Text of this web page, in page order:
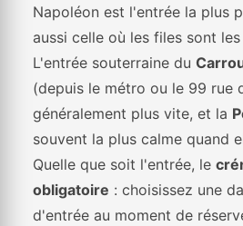
Napoléon est l'entrée la plus
aussi celle où les files sont
L'entrée souterraine du
(depuis le métro ou le 99 rue
généralement plus vite, et la
souvent la plus calme quand
Quelle que soit l'entrée, le
obligatoire : choisissez une
d'entrée au moment de